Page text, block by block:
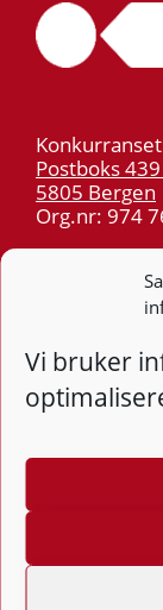
Vi bruker
Postboks
5805 Bergen
Org.nr: 974
55
Nyhetsvarsel